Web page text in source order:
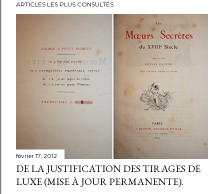
n
s
n
c
o
ARTICLES LES PLUS CONSULTÉS
février 17, 2012
DE LA JUSTIFICATION DES TIRAGES DE
LUXE (MISE À JOUR PERMANENTE).